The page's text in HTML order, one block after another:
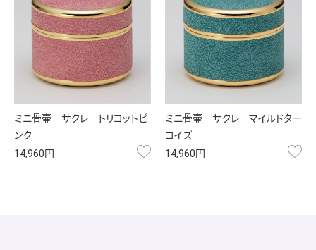
ミニ骨壷 サクレ トリコットピ
ンク
14,960円
お気に入り
ミニ骨壷 サクレ マイルドター
コイズ
14,960円